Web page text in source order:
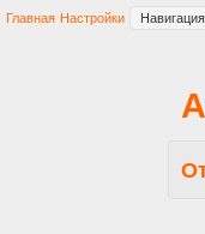
Главная Настройки